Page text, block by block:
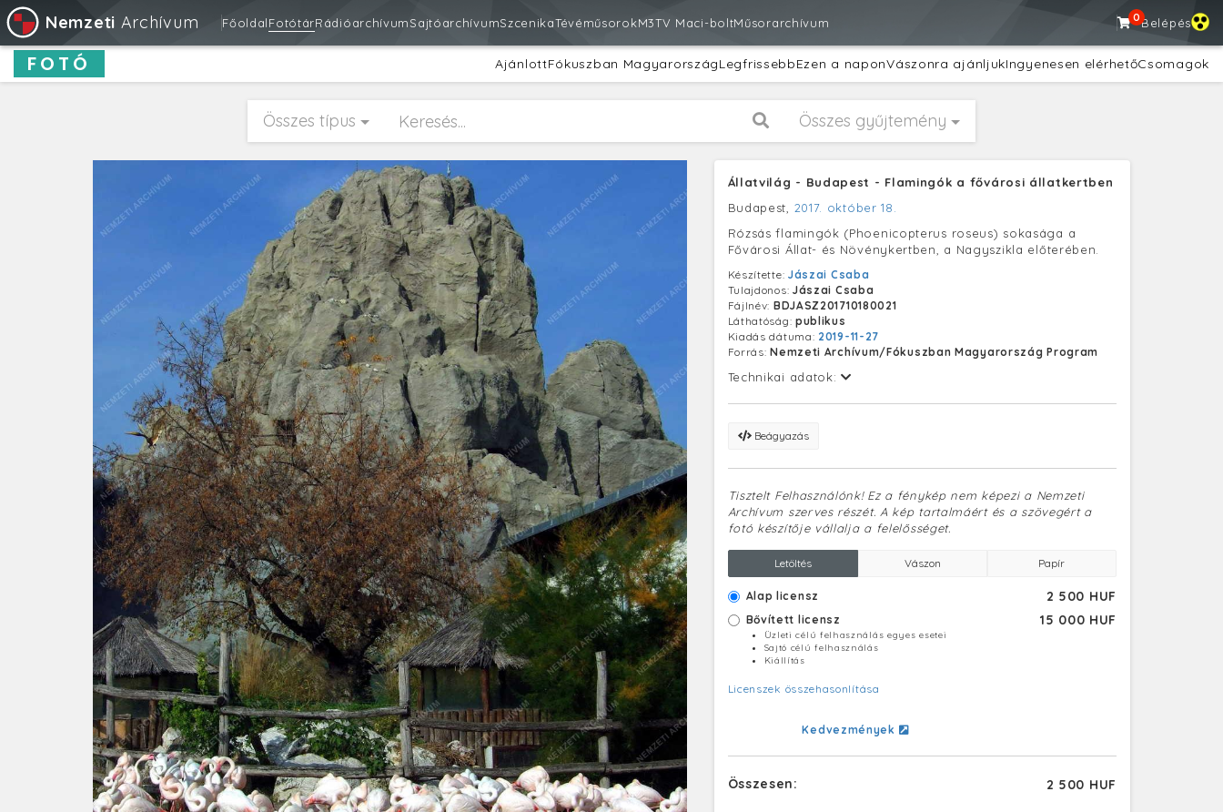
Nemzeti Archívum FőoldalFotótárRádióarchívumSajtóarchívumSzcenikaTévéműsorokM3TV Maci-boltMűsorarchívum 0Belépés
FOTÓ AjánlottFókuszban MagyarországLegfrissebbEzen a naponVászonra ajánljukIngyenesen elérhetőCsomagok
Összes típus Összes gyűjtemény
Állatvilág - Budapest - Flamingók a fővárosi állatkertben
Budapest, 2017. október 18.
Rózsás flamingók (Phoenicopterus roseus) sokasága a
Fővárosi Állat- és Növénykertben, a Nagyszikla előterében.
Készítette: Jászai Csaba
Tulajdonos: Jászai Csaba
Fájlnév: BDJASZ201710180021
Láthatóság: publikus
Kiadás dátuma: 2019-11-27
Forrás:Nemzeti Archívum/Fókuszban Magyarország Program
Technikai adatok:
Beágyazás
Tisztelt Felhasználónk! Ez a fénykép nem képezi a Nemzeti
Archívum szerves részét. A kép tartalmáért és a szövegért a
fotó készítője vállalja a felelősséget.
Letöltés Vászon Papír
Alap licensz 2 500 HUF
Bővített licensz 15 000 HUF
Üzleti célú felhasználás egyes esetei
Sajtó célú felhasználás
Kiállítás
Licenszek összehasonlítása
Kedvezmények
Összesen: 2 500 HUF